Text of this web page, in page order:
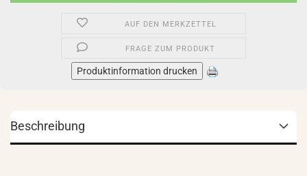
AUF DEN MERKZETTEL
FRAGE ZUM PRODUKT
Produktinformation drucken
Beschreibung